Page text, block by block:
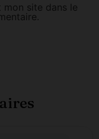
mon site dans le